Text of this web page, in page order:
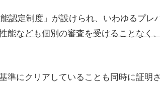
認定制度」が設けられ、いわゆるプレ
能なども個別の審査を受けることなく
準にクリアしていることも同時に証明